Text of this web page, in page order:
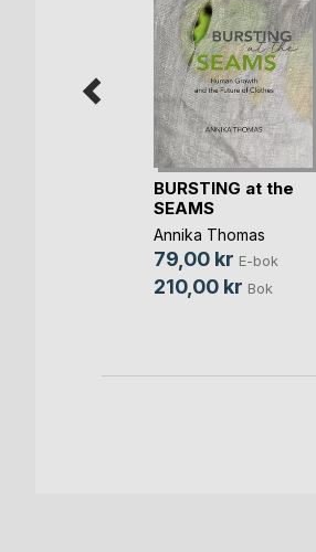
BURSTING at the
SEAMS
Annika Thomas
79,00 kr E-bok
210,00 kr Bok